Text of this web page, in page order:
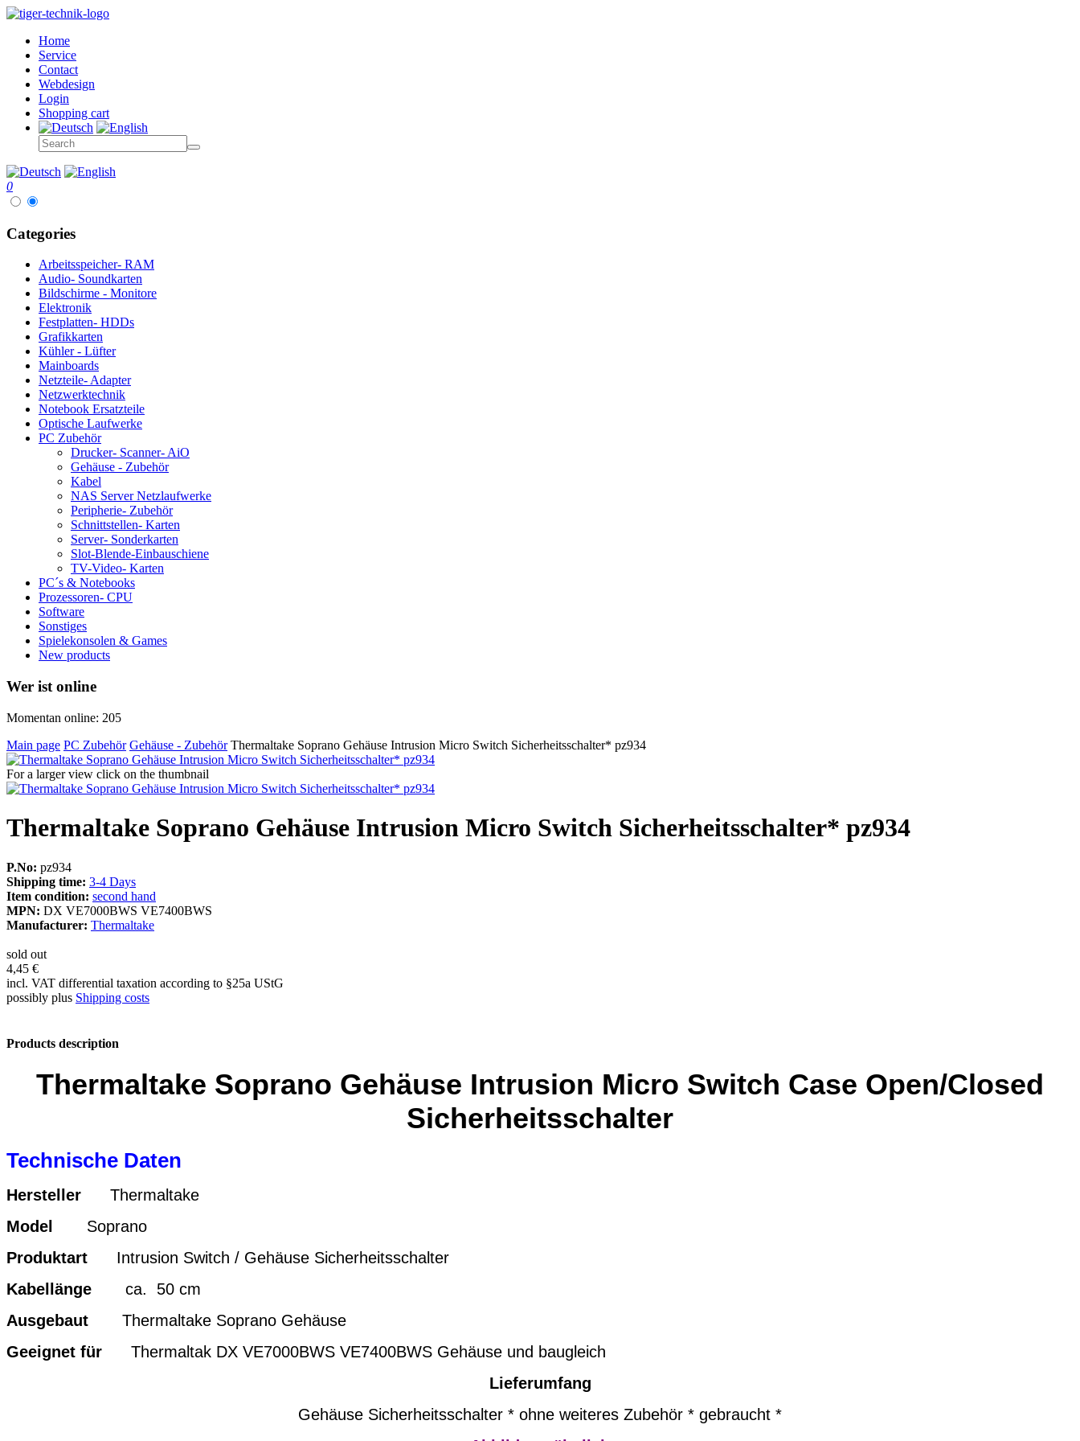
Home
Service
Contact
Webdesign
Login
Shopping cart
0
Categories
Arbeitsspeicher- RAM
Audio- Soundkarten
Bildschirme - Monitore
Elektronik
Festplatten- HDDs
Grafikkarten
Kühler - Lüfter
Mainboards
Netzteile- Adapter
Netzwerktechnik
Notebook Ersatzteile
Optische Laufwerke
PC Zubehör
Drucker- Scanner- AiO
Gehäuse - Zubehör
Kabel
NAS Server Netzlaufwerke
Peripherie- Zubehör
Schnittstellen- Karten
Server- Sonderkarten
Slot-Blende-Einbauschiene
TV-Video- Karten
PC´s & Notebooks
Prozessoren- CPU
Software
Sonstiges
Spielekonsolen & Games
New products
Wer ist online
Momentan online: 205
Main page PC Zubehör Gehäuse - Zubehör Thermaltake Soprano Gehäuse Intrusion Micro Switch Sicherheitsschalter* pz934
For a larger view click on the thumbnail
Thermaltake Soprano Gehäuse Intrusion Micro Switch Sicherheitsschalter* pz934
P.No: pz934
Shipping time: 3-4 Days
Item condition: second hand
MPN: DX VE7000BWS VE7400BWS
Manufacturer: Thermaltake
sold out
4,45 €
incl. VAT differential taxation according to §25a UStG
possibly plus Shipping costs
Products description
Thermaltake Soprano Gehäuse Intrusion Micro Switch Case Open/Closed
Sicherheitsschalter
Technische Daten
Hersteller Thermaltake
Model
Soprano
Produktart
Intrusion Switch / Gehäuse Sicherheitsschalter
Kabellänge ca. 50 cm
Ausgebaut Thermaltake Soprano Gehäuse
Geeignet für
Thermaltak DX VE7000BWS VE7400BWS Gehäuse und baugleich
Lieferumfang
Gehäuse Sicherheitsschalter * ohne weiteres Zubehör * gebraucht *